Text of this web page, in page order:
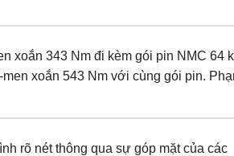
xoắn 343 Nm đi kèm gói pin NMC 64
xoắn 543 Nm với cùng gói pin.
rõ nét thông qua sự góp mặt của các